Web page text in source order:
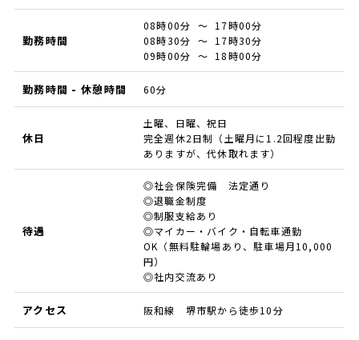
勤務時間
08時00分 ～ 17時00分
08時30分 ～ 17時30分
09時00分 ～ 18時00分
勤務時間 - 休憩時間 60分
休日
土曜、日曜、祝日
完全週休2日制（土曜月に1.2回程度出勤
ありますが、代休取れます）
待遇
◎社会保険完備 法定通り
◎退職金制度
◎制服支給あり
◎マイカー・バイク・自転車通勤
OK（無料駐輪場あり、駐車場月10,000
円）
◎社内交流あり
アクセス 阪和線 堺市駅から徒歩10分